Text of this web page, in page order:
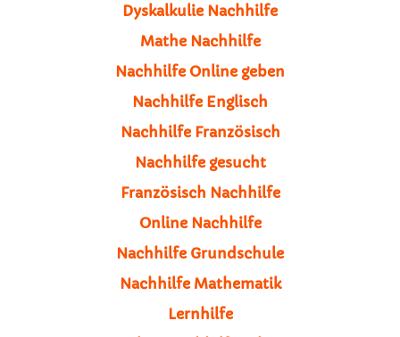
Dyskalkulie Nachhilfe
Mathe Nachhilfe
Nachhilfe Online geben
Nachhilfe Englisch
Nachhilfe Französisch
Nachhilfe gesucht
Französisch Nachhilfe
Online Nachhilfe
Nachhilfe Grundschule
Nachhilfe Mathematik
Lernhilfe